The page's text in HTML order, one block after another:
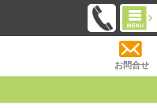
お問合せ